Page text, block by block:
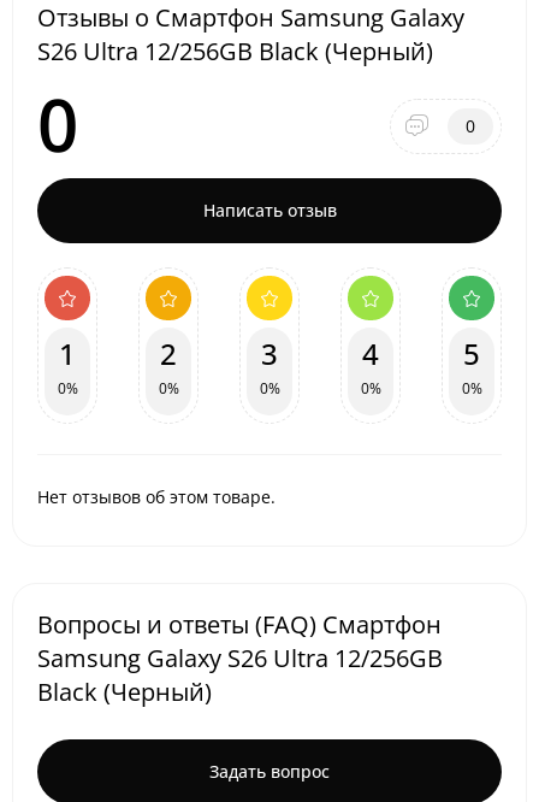
Отзывы о Смартфон Samsung Galaxy
S26 Ultra 12/256GB Black (Черный)
0 0
Написать отзыв
1
0%
2
0%
3
0%
4
0%
5
0%
Нет отзывов об этом товаре.
Вопросы и ответы (FAQ) Смартфон
Samsung Galaxy S26 Ultra 12/256GB
Black (Черный)
Задать вопрос